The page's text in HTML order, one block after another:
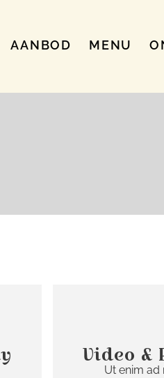
AANBOD MENU
Video &
Ut enim ad